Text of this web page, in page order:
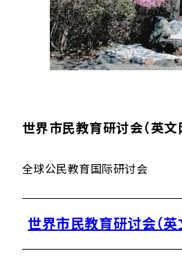
世界市民教育研讨会（英文
全球公民教育国际研讨会
世界市民教育研讨会（英